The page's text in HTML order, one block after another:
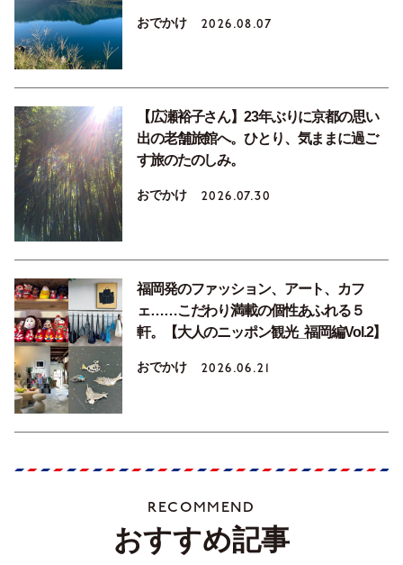
おでかけ 2026.08.07
【広瀬裕子さん】23年ぶりに京都の思い
出の老舗旅館へ。ひとり、気ままに過ご
す旅のたのしみ。
おでかけ 2026.07.30
福岡発のファッション、アート、カフ
ェ……こだわり満載の個性あふれる５
軒。【大人のニッポン観光_福岡編Vol.2】
おでかけ 2026.06.21
RECOMMEND
おすすめ記事